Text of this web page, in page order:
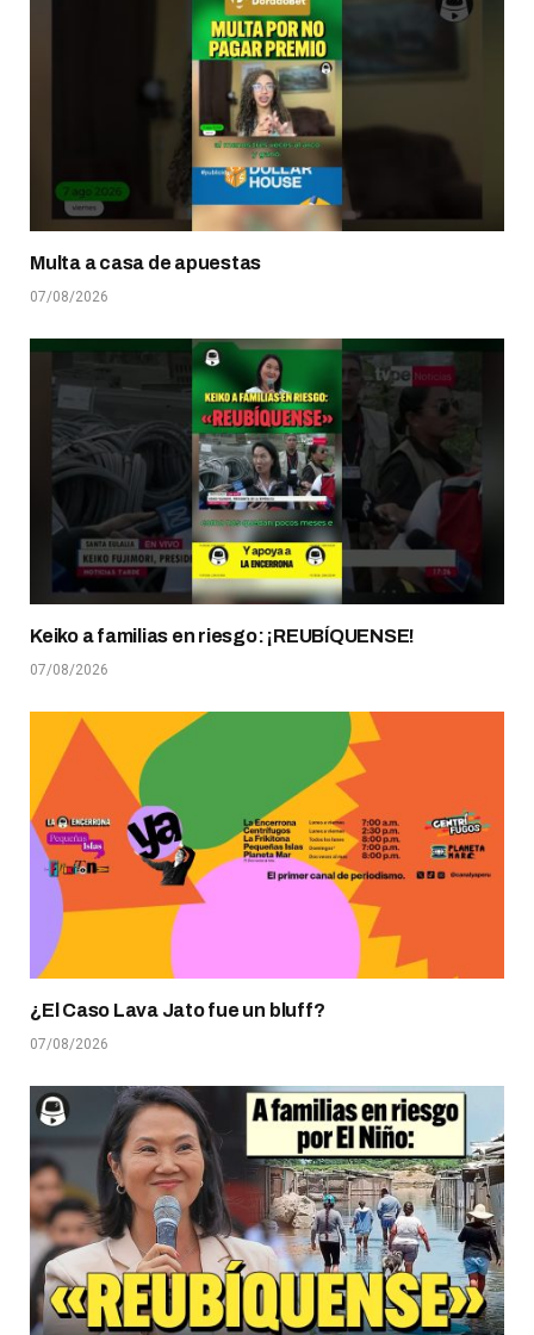
Multa a casa de apuestas
07/08/2026
Keiko a familias en riesgo: ¡REUBÍQUENSE!
07/08/2026
¿El Caso Lava Jato fue un bluff?
07/08/2026